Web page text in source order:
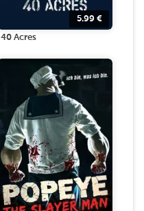
5.99 €
40 Acres